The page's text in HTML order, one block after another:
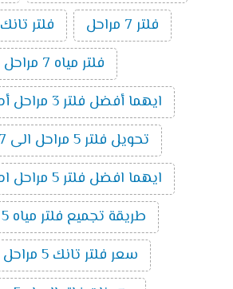
فلتر 7 مراحل
فلتر تانك 7 مراحل
فلتر مياه 7 مراحل
ايهما أفضل فلتر 3 مراحل أم 5 مراحل
تحويل فلتر 5 مراحل الى 7 مراحل
ايهما افضل فلتر 5 مراحل ام 7 مراحل
طريقة تجميع فلتر مياه 5 مراحل
سعر فلتر تانك 5 مراحل 2019